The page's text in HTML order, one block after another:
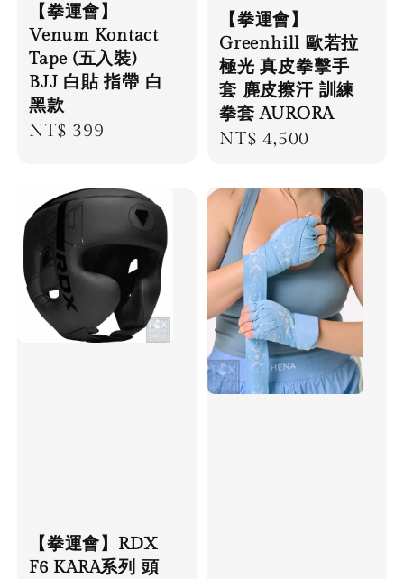
【拳運會】
Venum Kontact
Tape (五入裝)
BJJ 白貼 指帶 白
黑款
Regular
NT$ 399
【拳運會】
Greenhill 歐若拉
極光 真皮拳擊手
套 麂皮擦汗 訓練
拳套 AURORA
Regular
NT$ 4,500
【拳運會】RDX
F6 KARA系列 頭